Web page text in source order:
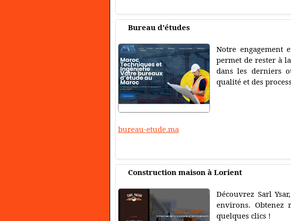
Bureau d'études
Notre engagement
permet de rester à
dans les derniers
qualité et des
bureau-etude.ma
Construction maison à Lorient
Découvrez Sarl
environs. Obtenez
quelques clics !